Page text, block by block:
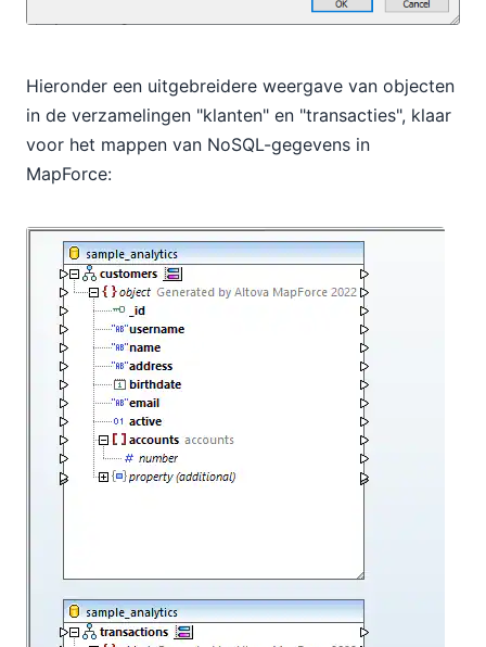
Hieronder een uitgebreidere weergave van objecten
in de verzamelingen "klanten" en "transacties", klaar
voor het mappen van NoSQL-gegevens in
MapForce: